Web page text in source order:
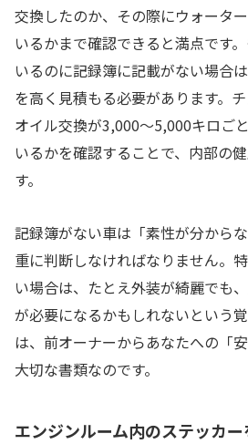
交換したのか、その際にウォータ
いるかまで確認できると満点です
いるのに記録簿に記載がない場合
を高く見積もる必要があります。チ
オイル交換が3,000〜5,000キロご
いるかを確認することで、内部の
す。
記録簿がない車は「素性が分から
重に判断しなければなりません。
い場合は、たとえ外装が綺麗でも
が必要になるかもしれないという
は、前オーナーからあなたへの「
大切な書類なのです。
エンジンルーム内のステッカ